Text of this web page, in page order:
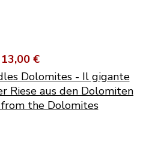
13,00 €
Dolomites - Il gigante
Riese aus den Dolomiten
the Dolomites